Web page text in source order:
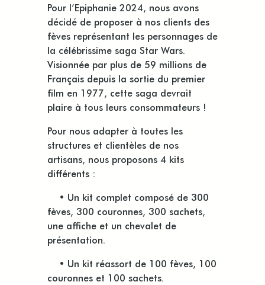
Pour l’Epiphanie 2024, nous avons
décidé de proposer à nos clients des
fèves représentant les personnages de
la célébrissime saga Star Wars.
Visionnée par plus de 59 millions de
Français depuis la sortie du premier
film en 1977, cette saga devrait
plaire à tous leurs consommateurs !
Pour nous adapter à toutes les
structures et clientèles de nos
artisans, nous proposons 4 kits
différents :
• Un kit complet composé de 300
fèves, 300 couronnes, 300 sachets,
une affiche et un chevalet de
présentation.
• Un kit réassort de 100 fèves, 100
couronnes et 100 sachets.